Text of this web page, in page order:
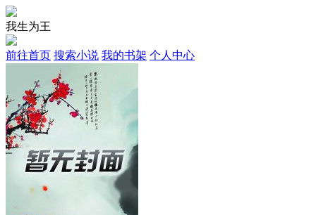
我生为王
前往首页 搜索小说 我的书架 个人中心